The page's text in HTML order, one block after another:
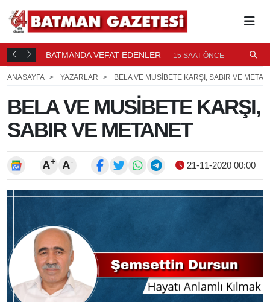
BATMANDA VEFAT EDENLER 15 SAAT ÖNCE
ANASAYFA YAZARLAR BELA VE MUSİBETE KARŞI, SABIR VE
BELA VE MUSİBETE KARŞI,
SABIR VE METANET
A+ A- 21-11-2020 00:00